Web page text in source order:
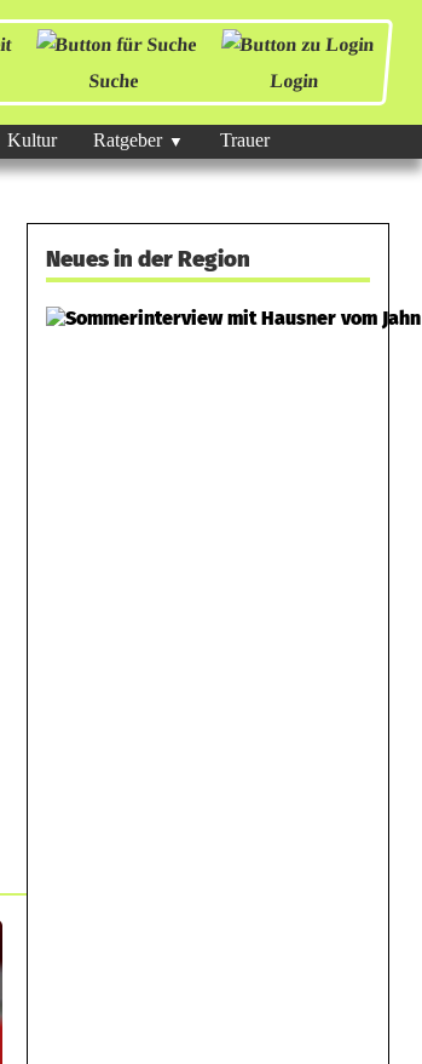
Suche Login
Kultur Ratgeber Trauer
Neues in der Region